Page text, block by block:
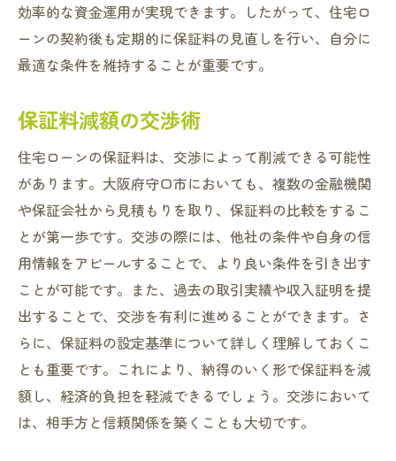
効率的な資金運用が実現できます。したがって、住宅ロ
ーンの契約後も定期的に保証料の見直しを行い、自分に
最適な条件を維持することが重要です。
保証料減額の交渉術
住宅ローンの保証料は、交渉によって削減できる可能性
があります。大阪府守口市においても、複数の金融機関
や保証会社から見積もりを取り、保証料の比較をするこ
とが第一歩です。交渉の際には、他社の条件や自身の信
用情報をアピールすることで、より良い条件を引き出す
ことが可能です。また、過去の取引実績や収入証明を提
出することで、交渉を有利に進めることができます。さ
らに、保証料の設定基準について詳しく理解しておくこ
とも重要です。これにより、納得のいく形で保証料を減
額し、経済的負担を軽減できるでしょう。交渉において
は、相手方と信頼関係を築くことも大切です。